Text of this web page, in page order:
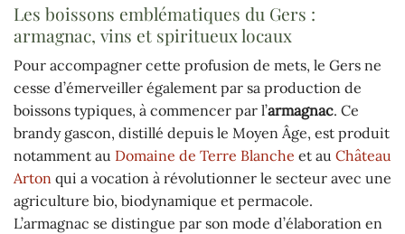
Les boissons emblématiques du Gers :
armagnac, vins et spiritueux locaux
Pour accompagner cette profusion de mets, le Gers ne
cesse d’émerveiller également par sa production de
boissons typiques, à commencer par l’armagnac. Ce
brandy gascon, distillé depuis le Moyen Âge, est produit
notamment au Domaine de Terre Blanche et au Château
Arton qui a vocation à révolutionner le secteur avec une
agriculture bio, biodynamique et permacole.
L’armagnac se distingue par son mode d’élaboration en